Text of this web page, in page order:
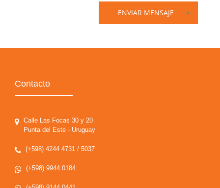
ENVIAR MENSAJE
Contacto
Calle Las Focas 30 y 20
Punta del Este - Uruguay
(+598) 4244 4731 / 5037
(+598) 9944 0184